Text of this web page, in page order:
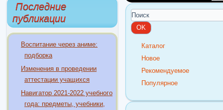
Последние
публикации
Воспитание через аниме:
подборка
Изменения в проведении
аттестации учащихся
Навигатор 2021-2022 учебного
года: предметы, учебники,
Каталог
Новое
Рекомендуемое
Популярное